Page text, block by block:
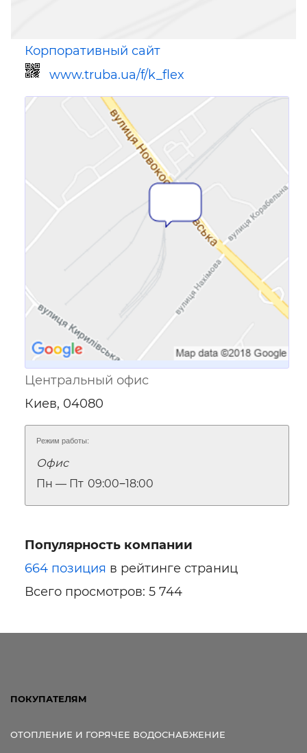
Корпоративный сайт
www.truba.ua/f/k_flex
Ссылка для мобильных устройств
Центральный офис
Киев, 04080
Режим работы:
Офис
Пн — Пт 09:00‒18:00
Популярность компании
664 позиция в рейтинге страниц
Всего просмотров: 5 744
ПОКУПАТЕЛЯМ
ОТОПЛЕНИЕ И ГОРЯЧЕЕ ВОДОСНАБЖЕНИЕ